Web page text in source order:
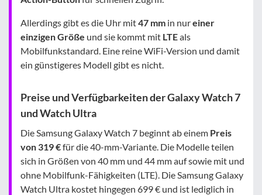
Allerdings gibt es die Uhr mit47 mm in nureiner
einzigen Größe und sie kommt mit LTEals
Mobilfunkstandard. Eine reine WiFi-Version und damit
ein günstigeres Modell gibt es nicht.
Preise und Verfügbarkeiten der Galaxy Watch 7
und Watch Ultra
Die Samsung Galaxy Watch 7 beginnt ab einem Preis
von 319 €für die 40-mm-Variante. Die Modelle teilen
sich in Größen von 40 mm und 44 mm auf sowie mit und
ohne Mobilfunk-Fähigkeiten (LTE). Die Samsung Galaxy
Watch Ultra kostet hingegen 699 € und ist lediglich in